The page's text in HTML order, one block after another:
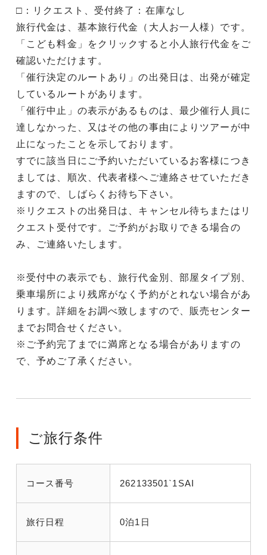
□：リクエスト、受付終了：在庫なし
旅行代金は、基本旅行代金（大人お一人様）です。
「こども料金」をクリックすると小人旅行代金をご
確認いただけます。
「催行決定のルートあり」の出発日は、出発が確定
しているルートがあります。
「催行中止」の表示があるものは、最少催行人員に
達しなかった、又はその他の事由によりツアーが中
止になったことを示しております。
すでに該当日にご予約いただいているお客様につき
ましては、順次、代表者様へご連絡させていただき
ますので、しばらくお待ち下さい。
※リクエストの出発日は、キャンセル待ちまたはリ
クエスト受付です。ご予約がお取りできる場合の
み、ご連絡いたします。
※受付中の表示でも、旅行代金別、部屋タイプ別、
乗車場所により残席がなく予約がとれない場合があ
ります。詳細をお調べ致しますので、販売センター
までお問合せください。
※ご予約完了までに満席となる場合がありますの
で、予めご了承ください。
ご旅行条件
コース番号 262133501`1SAI
旅行日程 0泊1日